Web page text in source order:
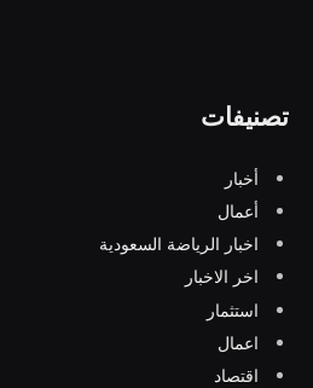
تصنيفات
أخبار
أعمال
اخبار الرياضة السعودية
اخر الاخبار
استثمار
اعمال
اقتصاد